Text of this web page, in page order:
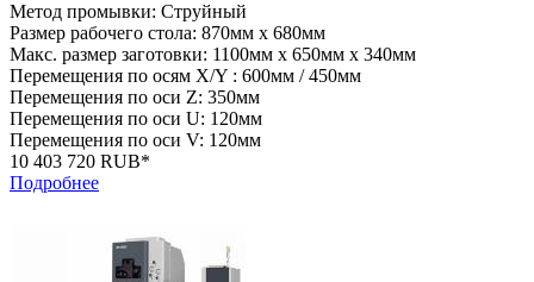
Метод промывки: Струйный
Размер рабочего стола: 870мм x 680мм
Макс. размер заготовки: 1100мм x 650мм x 340мм
Перемещения по осям X/Y : 600мм / 450мм
Перемещения по оси Z: 350мм
Перемещения по оси U: 120мм
Перемещения по оси V: 120мм
10 403 720 RUB*
Подробнее